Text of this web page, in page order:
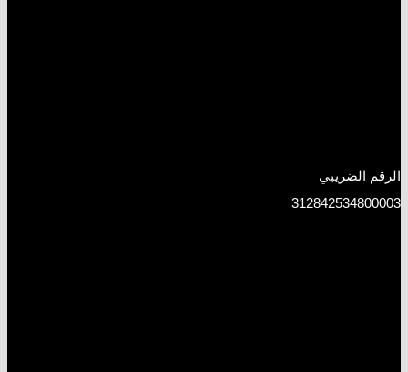
الرقم الضريبي
312842534800003